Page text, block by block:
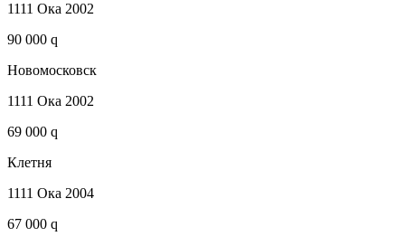
1111 Ока 2002
90 000 q
Новомосковск
1111 Ока 2002
69 000 q
Клетня
1111 Ока 2004
67 000 q